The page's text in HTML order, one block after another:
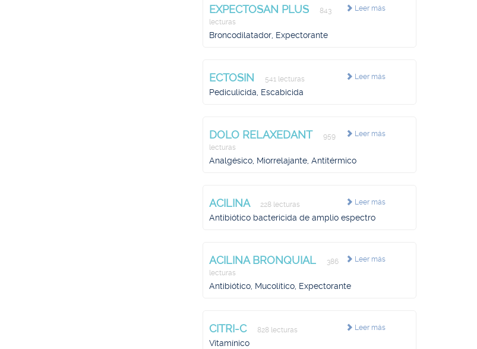
Leer más
EXPECTOSAN PLUS
843
lecturas
Broncodilatador, Expectorante
Leer más
ECTOSIN 541 lecturas
Pediculicida, Escabicida
Leer más
DOLO RELAXEDANT
959
lecturas
Analgésico, Miorrelajante, Antitérmico
Leer más
ACILINA 228 lecturas
Antibiótico bactericida de amplio espectro
Leer más
ACILINA BRONQUIAL
386
lecturas
Antibiótico, Mucolítico, Expectorante
Leer más
CITRI-C 828 lecturas
Vitamínico